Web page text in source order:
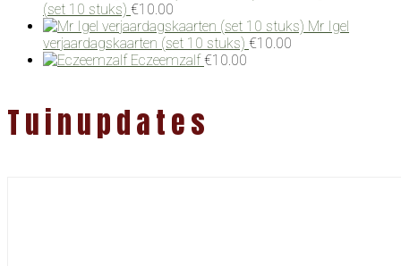
(set 10 stuks) €10.00
Mr Igel
verjaardagskaarten (set 10 stuks) €10.00
Eczeemzalf €10.00
Tuinupdates